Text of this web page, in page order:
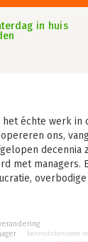
in huis
échte werk in
ons,
decennia
met managers.
kennisintensieve